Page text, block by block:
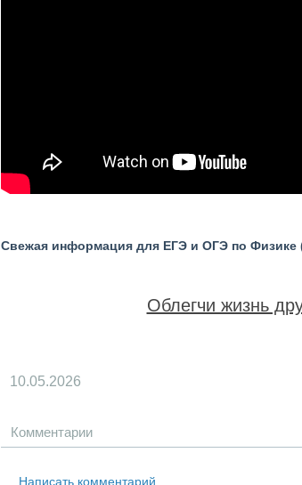
Свежая информация для ЕГЭ и ОГЭ по Физике
Облегчи жизнь
10.05.2026
Комментарии
Написать комментарий